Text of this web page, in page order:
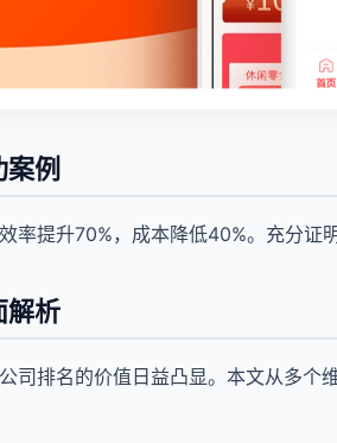
例
率提升70%，成本降低40%。充分证
解析
司排名的价值日益凸显。本文从多个